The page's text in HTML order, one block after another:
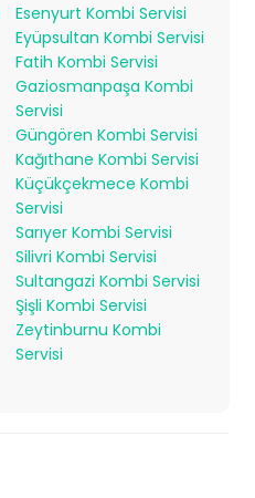
Esenyurt Kombi Servisi
Eyüpsultan Kombi Servisi
Fatih Kombi Servisi
Gaziosmanpaşa Kombi
Servisi
Güngören Kombi Servisi
Kağıthane Kombi Servisi
Küçükçekmece Kombi
Servisi
Sarıyer Kombi Servisi
Silivri Kombi Servisi
Sultangazi Kombi Servisi
Şişli Kombi Servisi
Zeytinburnu Kombi
Servisi